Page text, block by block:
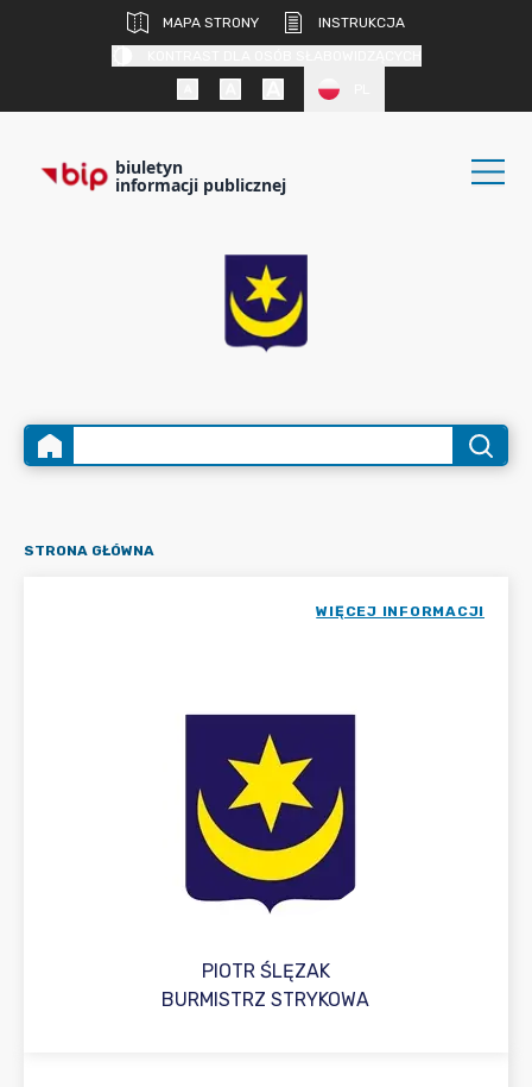
MAPA STRONY
INSTRUKCJA
biuletyn
informacji publicznej
STRONA GŁÓWNA
PIOTR ŚLĘZAK
WIĘCEJ INFORMACJI
BURMISTRZ STRYKOWA